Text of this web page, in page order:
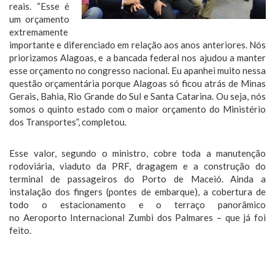
reais. “Esse é
um orçamento
extremamente
importante e diferenciado em relação aos anos anteriores. Nós
priorizamos Alagoas, e a bancada federal nos ajudou a manter
esse orçamento no congresso nacional. Eu apanhei muito nessa
questão orçamentária porque Alagoas só ficou atrás de Minas
Gerais, Bahia, Rio Grande do Sul e Santa Catarina. Ou seja, nós
somos o quinto estado com o maior orçamento do Ministério
dos Transportes”, completou.
Esse valor, segundo o ministro, cobre toda a manutenção
rodoviária, viaduto da PRF, dragagem e a construção do
terminal de passageiros do Porto de Maceió. Ainda a
instalação dos fingers (pontes de embarque), a cobertura de
todo o estacionamento e o terraço panorâmico
no Aeroporto Internacional Zumbi dos Palmares – que já foi
feito.